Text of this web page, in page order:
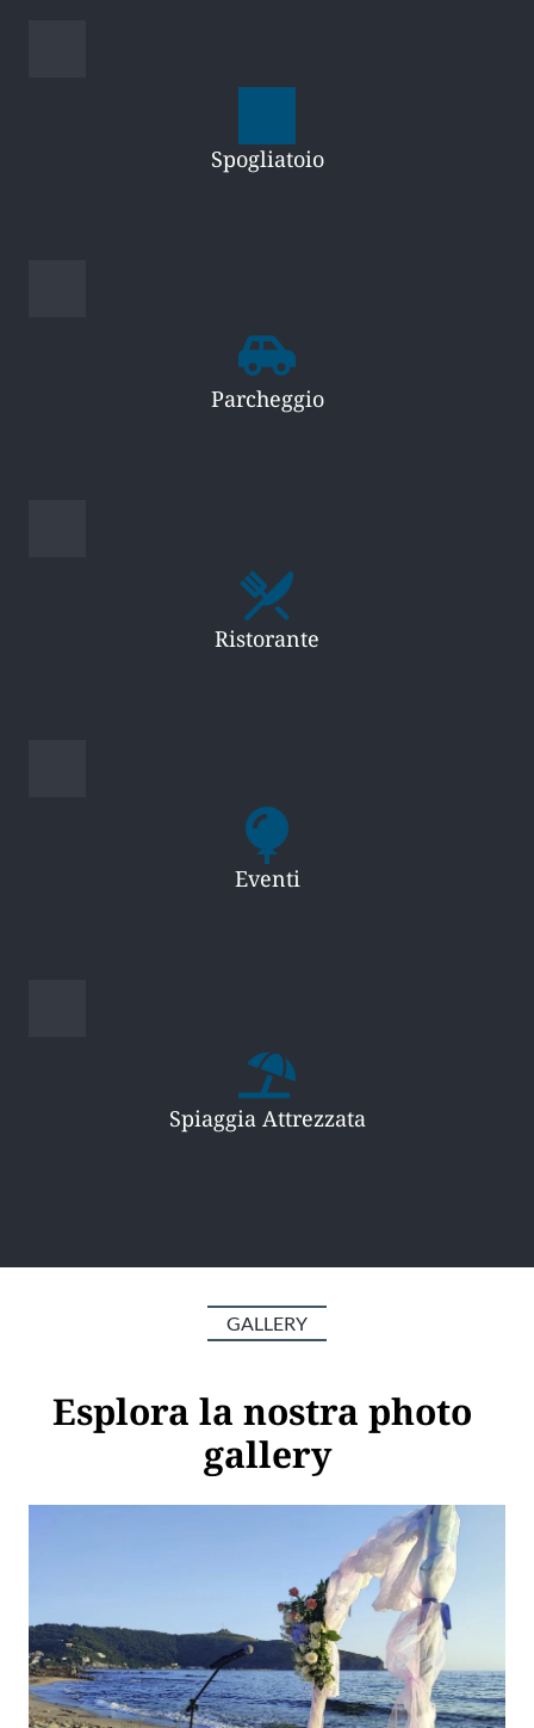
Spogliatoio
Parcheggio
Ristorante
Eventi
Spiaggia Attrezzata
GALLERY
Esplora la nostra photo
gallery